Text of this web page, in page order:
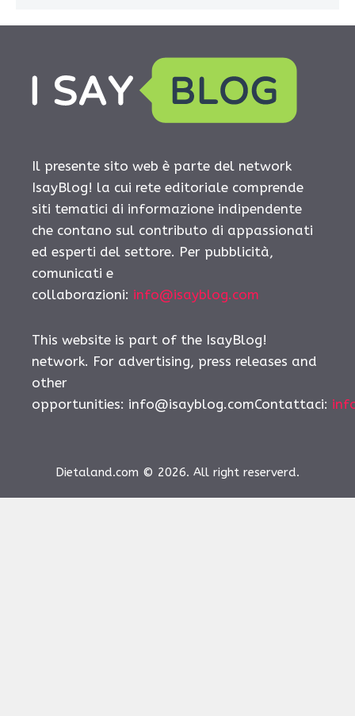
Il presente sito web è parte del network
IsayBlog! la cui rete editoriale comprende
siti tematici di informazione indipendente
che contano sul contributo di appassionati
ed esperti del settore. Per pubblicità,
comunicati e
collaborazioni: info@isayblog.com
This website is part of the IsayBlog!
network. For advertising, press releases and
other
opportunities: info@isayblog.comContattaci:
Dietaland.com © 2026. All right reserverd.